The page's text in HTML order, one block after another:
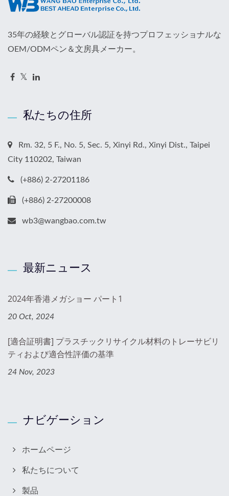
35年の経験とグローバル認証を持つプロフェッショナルな
OEM/ODMペン＆文房具メーカー。
私たちの住所
Rm. 32, 5 F., No. 5, Sec. 5, Xinyi Rd., Xinyi Dist., Taipei
City 110202, Taiwan
(+886) 2-27201186
(+886) 2-27200008
wb3@wangbao.com.tw
最新ニュース
2024年香港メガショー パート1
20 Oct, 2024
[適合証明書] プラスチックリサイクル材料のトレーサビリ
ティおよび適合性評価の基準
24 Nov, 2023
ナビゲーション
ホームページ
私たちについて
製品